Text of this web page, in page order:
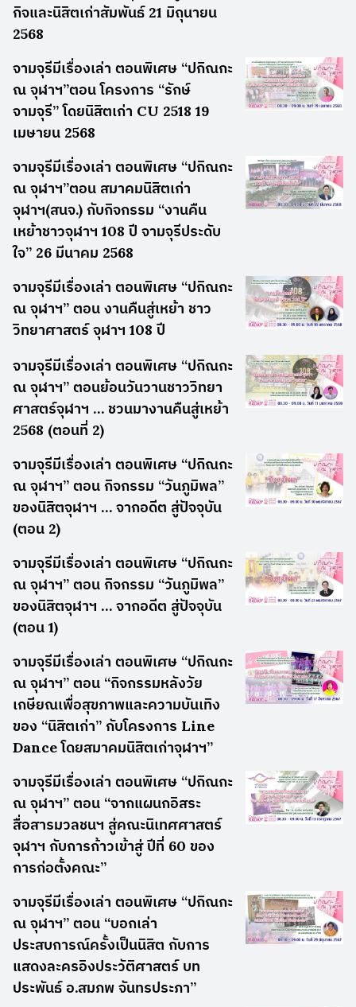
กิจและนิสิตเก่าสัมพันธ์ 21 มิถุนายน
2568
จามจุรีมีเรื่องเล่า ตอนพิเศษ “ปกิณกะ
ณ จุฬาฯ”ตอน โครงการ “รักษ์
จามจุรี” โดยนิสิตเก่า CU 2518 19
เมษายน 2568
จามจุรีมีเรื่องเล่า ตอนพิเศษ “ปกิณกะ
ณ จุฬาฯ”ตอน สมาคมนิสิตเก่า
จุฬาฯ(สนจ.) กับกิจกรรม “งานคืน
เหย้าชาวจุฬาฯ 108 ปี จามจุรีประดับ
ใจ” 26 มีนาคม 2568
จามจุรีมีเรื่องเล่า ตอนพิเศษ “ปกิณกะ
ณ จุฬาฯ” ตอน งานคืนสู่เหย้า ชาว
วิทยาศาสตร์ จุฬาฯ 108 ปี
จามจุรีมีเรื่องเล่า ตอนพิเศษ “ปกิณกะ
ณ จุฬาฯ” ตอนย้อนวันวานชาววิทยา
ศาสตร์จุฬาฯ … ชวนมางานคืนสู่เหย้า
2568 (ตอนที่ 2)
จามจุรีมีเรื่องเล่า ตอนพิเศษ “ปกิณกะ
ณ จุฬาฯ” ตอน กิจกรรม “วันภูมิพล”
ของนิสิตจุฬาฯ … จากอดีต สู่ปัจจุบัน
(ตอน 2)
จามจุรีมีเรื่องเล่า ตอนพิเศษ “ปกิณกะ
ณ จุฬาฯ” ตอน กิจกรรม “วันภูมิพล”
ของนิสิตจุฬาฯ … จากอดีต สู่ปัจจุบัน
(ตอน 1)
จามจุรีมีเรื่องเล่า ตอนพิเศษ “ปกิณกะ
ณ จุฬาฯ” ตอน “กิจกรรมหลังวัย
เกษียณเพื่อสุขภาพและความบันเทิง
ของ “นิสิตเก่า” กับโครงการ Line
Dance โดยสมาคมนิสิตเก่าจุฬาฯ”
จามจุรีมีเรื่องเล่า ตอนพิเศษ “ปกิณกะ
ณ จุฬาฯ” ตอน “จากแผนกอิสระ
สื่อสารมวลชนฯ สู่คณะนิเทศศาสตร์
จุฬาฯ กับการก้าวเข้าสู่ ปีที่ 60 ของ
การก่อตั้งคณะ”
จามจุรีมีเรื่องเล่า ตอนพิเศษ “ปกิณกะ
ณ จุฬาฯ” ตอน “บอกเล่า
ประสบการณ์ครั้งเป็นนิสิต กับการ
แสดงละครอิงประวัติศาสตร์ บท
ประพันธ์ อ.สมภพ จันทรประภา”